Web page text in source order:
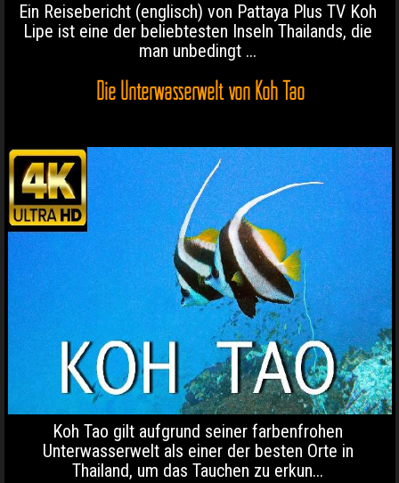
Ein Reisebericht (englisch) von Pattaya Plus TV Koh
Lipe ist eine der beliebtesten Inseln Thailands, die
man unbedingt ...
Die Unterwasserwelt von Koh Tao
Koh Tao gilt aufgrund seiner farbenfrohen
Unterwasserwelt als einer der besten Orte in
Thailand, um das Tauchen zu erkun...